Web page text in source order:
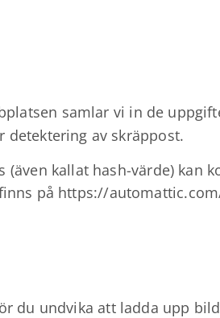
samlar vi in de
detektering av skräppost.
kallat hash-värde)
på https://
undvika att ladda upp